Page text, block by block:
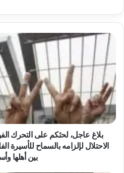
بلاغ
عاجل،
لحثكم
على
التحرك
الفوري،
للضغط
على
سلطات
الاحتلال
لإلزامه
بلاغ عاجل، لحثكم على التحرك
الاحتلال لإلزامه بالسماح للأسيرة
بين أهلها